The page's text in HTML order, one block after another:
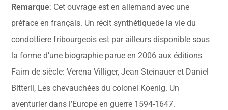
Remarque: Cet ouvrage est en allemand avec une
préface en français. Un récit synthétiquede la vie du
condottiere fribourgeois est par ailleurs disponible sous
la forme d’une biographie parue en 2006 aux éditions
Faim de siècle: Verena Villiger, Jean Steinauer et Daniel
Bitterli, Les chevauchées du colonel Koenig. Un
aventurier dans l’Europe en guerre 1594-1647.